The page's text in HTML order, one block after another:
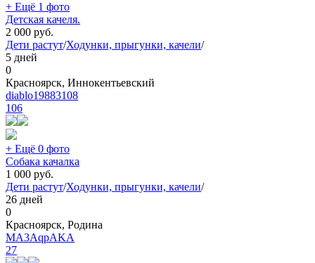
+ Ещё 1 фото
Детская качеля.
2 000 руб.
Дети растут/Ходунки, прыгунки, качели/
5 дней
0
Красноярск, Иннокентьевский
diablo19883108
106
+ Ещё 0 фото
Собака качалка
1 000 руб.
Дети растут/Ходунки, прыгунки, качели/
26 дней
0
Красноярск, Родина
MA3AqpAKA
27